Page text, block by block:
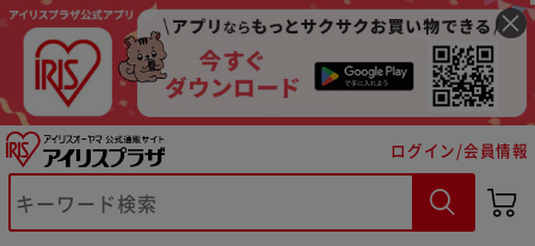
ログイン/会員情報
※ご確認ください